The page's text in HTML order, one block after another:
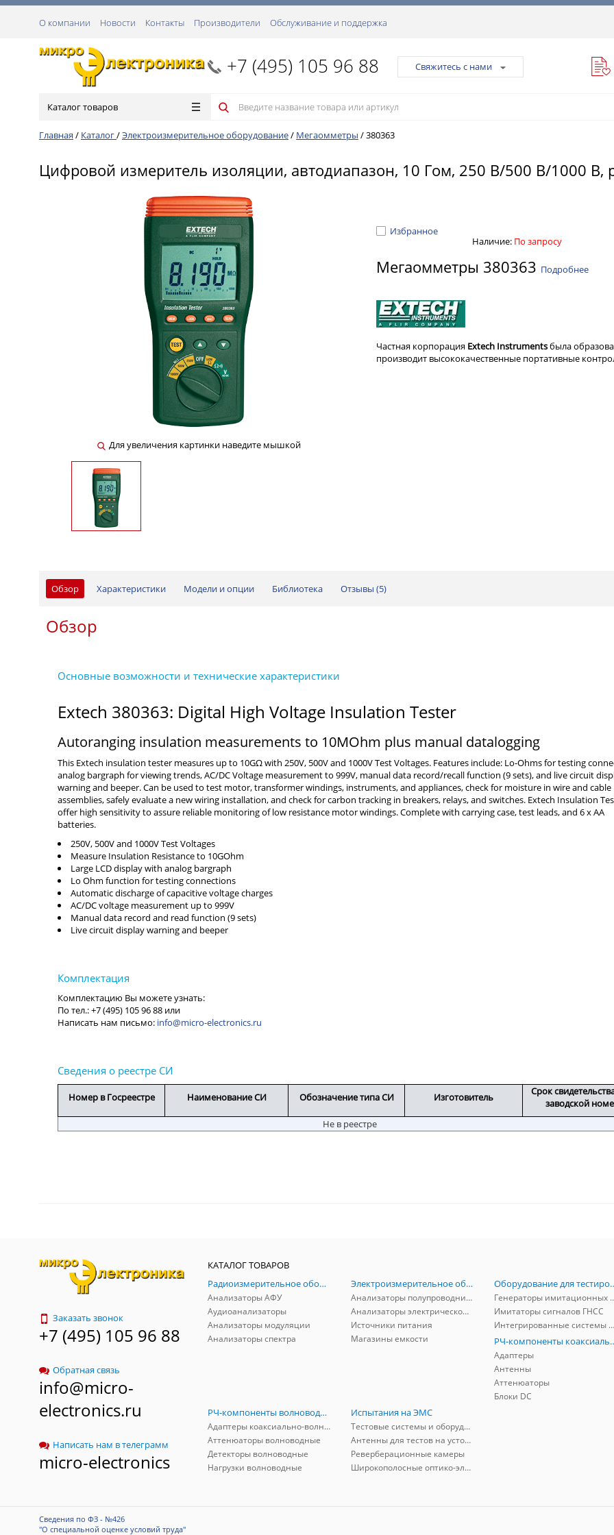
О компании Новости Контакты Производители Обслуживание и поддержка
+7 (495) 105 96 88 Свяжитесь с нами
Каталог товаров
Главная / Каталог/Электроизмерительное оборудование/ Мегаомметры /380363
Цифровой измеритель изоляции, автодиапазон, 10 Гом, 250 В/500 В/1000 В,
Для увеличения картинки наведите мышкой
Избранное
Наличие: По запросу
Мегаомметры 380363 Подробнее
Частная корпорация Extech Instrumentsбыла
производит высококачественные портативные
Обзор Характеристики Модели и опции Библиотека Отзывы (5)
Обзор
Extech 380363: Digital High Voltage Insulation Tester
Autoranging insulation measurements to 10MOhm plus manual datalogging
This Extech insulation tester measures up to 10GΩ with 250V, 500V and 1000V Test Voltages. Features include: Lo-Ohms for testing
analog bargraph for viewing trends, AC/DC Voltage measurement to 999V, manual data record/recall function (9 sets), and live circuit
warning and beeper. Can be used to test motor, transformer windings, instruments, and appliances, check for moisture in wire and cable
assemblies, safely evaluate a new wiring installation, and check for carbon tracking in breakers, relays, and switches. Extech Insulation
offer high sensitivity to assure reliable monitoring of low resistance motor windings. Complete with carrying case, test leads, and 6 x AA
batteries.
250V, 500V and 1000V Test Voltages
Measure Insulation Resistance to 10GOhm
Large LCD display with analog bargraph
Lo Ohm function for testing connections
Automatic discharge of capacitive voltage charges
AC/DC voltage measurement up to 999V
Manual data record and read function (9 sets)
Live circuit display warning and beeper
info@micro-electronics.ru
Номер в Госреестре Наименование СИ Обозначение типа СИ Изготовитель
Срок
заводской
Не в реестре
Заказать звонок
+7 (495) 105 96 88
Обратная связь
info@micro-
electronics.ru
Написать нам в телеграмм
micro-electronics
КАТАЛОГ ТОВАРОВ
Радиоизмерительное оборудование
Анализаторы АФУ
Аудиоанализаторы
Анализаторы модуляции
Анализаторы спектра
Электроизмерительное оборудование
Анализаторы полупроводников
Анализаторы электрической мощности
Источники питания
Магазины емкости
Оборудование
Генераторы
Имитаторы сигналов ГНСС
Интегрированные системы защиты от ГНСС-помех
РЧ-
Адаптеры
Антенны
Аттенюаторы
Блоки DC
РЧ-компоненты волноводные
Адаптеры коаксиально-волноводные
Аттенюаторы волноводные
Детекторы волноводные
Нагрузки волноводные
Испытания на ЭМС
Тестовые системы и оборудование
Антенны для тестов на устойчивость к ЭМП
Реверберационные камеры
Широкополосные оптико-электрические линии
Сведения по ФЗ - №426
"О специальной оценке условий труда"